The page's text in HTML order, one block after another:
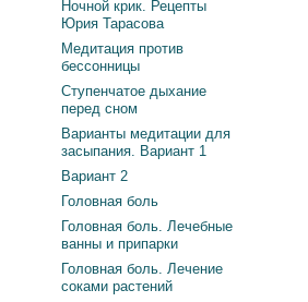
Ночной крик. Рецепты
Юрия Тарасова
Медитация против
бессонницы
Ступенчатое дыхание
перед сном
Варианты медитации для
засыпания. Вариант 1
Вариант 2
Головная боль
Головная боль. Лечебные
ванны и припарки
Головная боль. Лечение
соками растений